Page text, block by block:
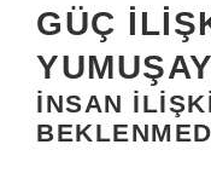
GÜÇ
İNSAN